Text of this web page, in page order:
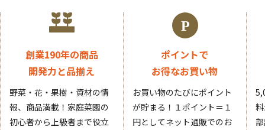
創業190年の商品
開発力と品揃え
野菜・花・果樹・資材の情
報、商品満載！家庭菜園の
初心者から上級者まで役立
ポイントで
お得なお買い物
お買い物のたびにポイント
が貯まる！１ポイント＝１
円としてネット通販でのお